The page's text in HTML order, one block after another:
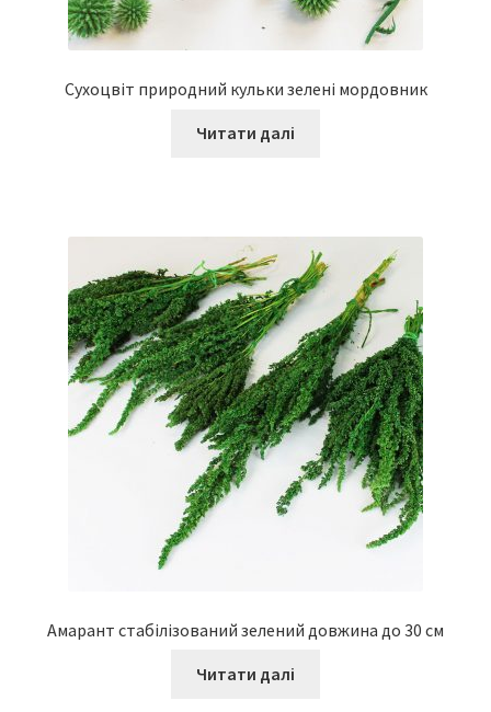
Сухоцвіт природний кульки зелені мордовник
Читати далі
Амарант стабілізований зелений довжина до 30 см
Читати далі